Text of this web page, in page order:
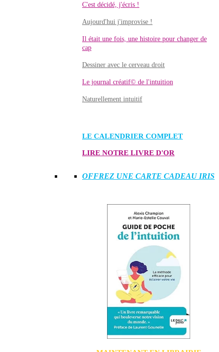
C'est décidé, j'écris !
Aujourd'hui j'improvise !
Il était une fois, une histoire pour changer de
cap
Dessiner avec le cerveau droit
Le journal créatif© de l'intuition
Naturellement intuitif
LE CALENDRIER COMPLET
LIRE NOTRE LIVRE D'OR
OFFREZ UNE CARTE CADEAU IRIS